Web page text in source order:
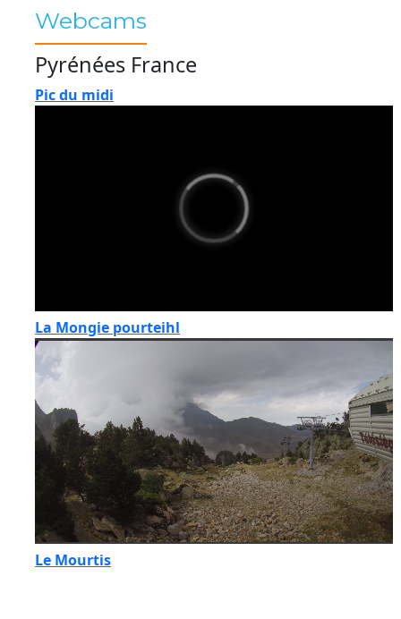
Webcams
Pyrénées France
Pic du midi
La Mongie pourteihl
Le Mourtis